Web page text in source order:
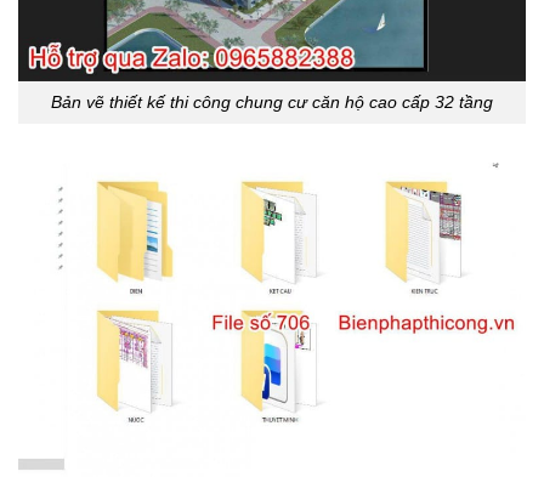
Bản vẽ thiết kế thi công chung cư căn hộ cao cấp 32 tầng